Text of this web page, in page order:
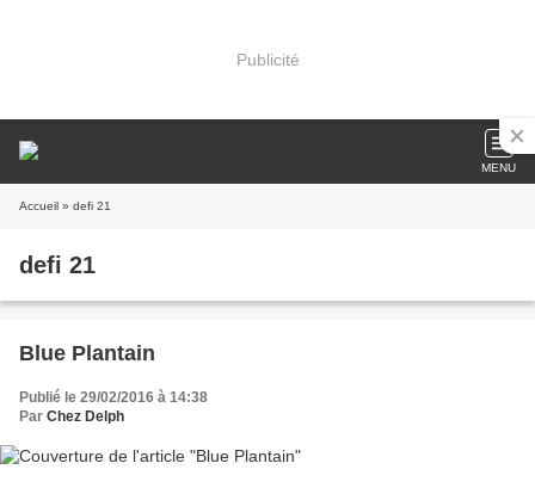
Publicité
MENU
Accueil » defi 21
defi 21
Blue Plantain
Publié le 29/02/2016 à 14:38
Par Chez Delph